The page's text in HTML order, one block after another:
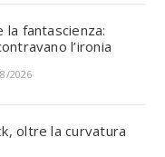
la fantascienza:
l’ironia
2026
oltre la curvatura